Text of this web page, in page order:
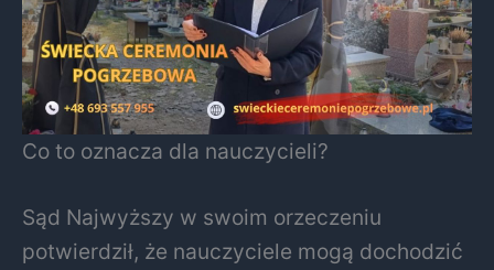
Co to oznacza dla nauczycieli?
Sąd Najwyższy w swoim orzeczeniu
potwierdził, że nauczyciele mogą dochodzić